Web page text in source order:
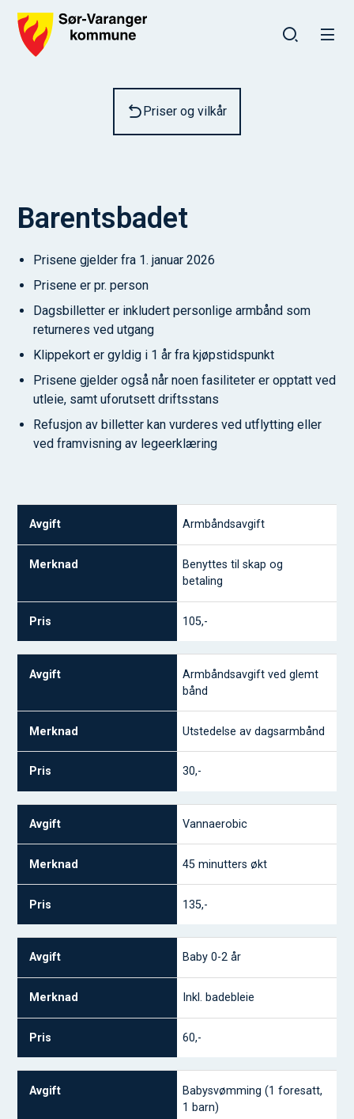
Priser og vilkår
Barentsbadet
Prisene gjelder fra 1. januar 2026
Prisene er pr. person
Dagsbilletter er inkludert personlige armbånd som
returneres ved utgang
Klippekort er gyldig i 1 år fra kjøpstidspunkt
Prisene gjelder også når noen fasiliteter er opptatt ved
utleie, samt uforutsett driftsstans
Refusjon av billetter kan vurderes ved utflytting eller
ved framvisning av legeerklæring
Avgift
Merknad
Armbåndsavgift
Benyttes til skap og
betaling
105,-
Armbåndsavgift ved glemt
bånd
Utstedelse av dagsarmbånd
30,-
Vannaerobic
45 minutters økt
135,-
Baby 0-2 år
Inkl. badebleie
60,-
Babysvømming (1 foresatt,
1 barn)